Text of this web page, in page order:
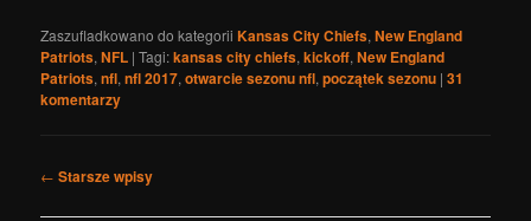
Zaszufladkowano do kategorii Kansas City Chiefs,New England
Patriots,NFL |Tagi:kansas city chiefs,kickoff,New England
Patriots,nfl,nfl 2017,otwarcie sezonu nfl,początek sezonu |31
komentarzy
Nawigacja
← Starsze wpisy